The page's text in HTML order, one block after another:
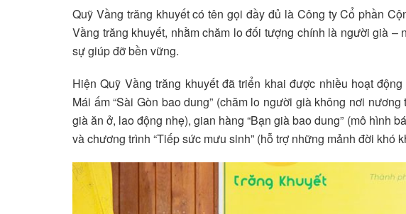
Quỹ Vầng trăng khuyết có tên gọi đầy đủ là Công ty Cổ phần
Vầng trăng khuyết, nhằm chăm lo đối tượng chính là người già –
sự giúp đỡ bền vững.
Hiện Quỹ Vầng trăng khuyết đã triển khai được nhiều hoạt
Mái ấm “Sài Gòn bao dung” (chăm lo người già không nơi
già ăn ở, lao động nhẹ), gian hàng “Bạn già bao dung” (mô hình
và chương trình “Tiếp sức mưu sinh” (hỗ trợ những mảnh đời khó